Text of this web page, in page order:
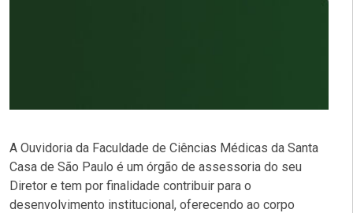
A Ouvidoria da Faculdade de Ciências Médicas da Santa
Casa de São Paulo é um órgão de assessoria do seu
Diretor e tem por finalidade contribuir para o
desenvolvimento institucional, oferecendo ao corpo